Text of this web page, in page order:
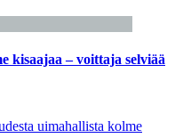
kisaajaa – voittaja selviää
uimahallista kolme